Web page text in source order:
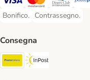
Visa. Payment Method
Mastercard.Diners Club.
Bonifico.
Bonifico. Payment Method
Contrassegno.
Contrassegno.
Consegna
Poste Italiane.